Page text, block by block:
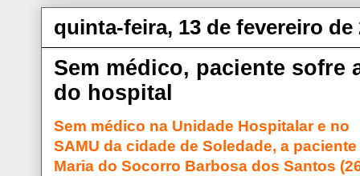
quinta-feira, 13 de fevereiro de
Sem médico, paciente sofre
do hospital
Sem médico na Unidade Hospitalar e no
SAMU da cidade de Soledade, a paciente
Maria do Socorro Barbosa dos Santos